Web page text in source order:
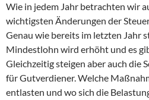
Wie in jedem Jahr betrachten wir
wichtigsten Änderungen der
Genau wie bereits im letzten Jahr
Mindestlohn wird erhöht und es
Gleichzeitig steigen aber auch die
für Gutverdiener. Welche
entlasten und wo sich die